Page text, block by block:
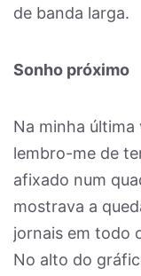
de banda larga.
Sonho próximo
Na minha última
lembro-me de
afixado num
mostrava a
jornais em todo
No alto do